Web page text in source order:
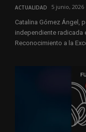
ACTUALIDAD 5 junio, 2026
Catalina Gómez Ángel,
independiente radicada
Reconocimiento a la